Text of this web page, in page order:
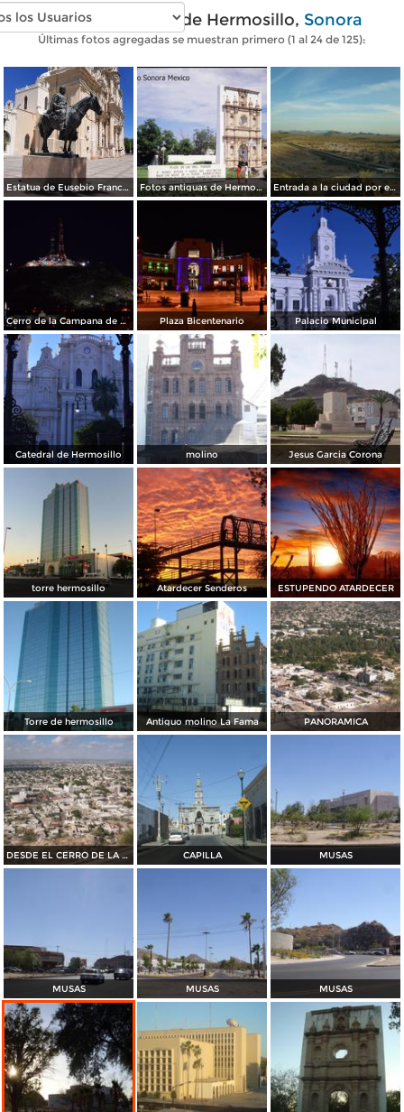
Fotos modernas de Hermosillo, Sonora
Últimas fotos agregadas se muestran primero (1 al 24 de 125):
Estatua de Eusebio Francisco Kino Fotos antiguas de Hermosillo Entrada a la ciudad por el sur
Cerro de la Campana de Noche Plaza Bicentenario Palacio Municipal
Catedral de Hermosillo molino Jesus Garcia Corona
torre hermosillo Atardecer Senderos ESTUPENDO ATARDECER
Torre de hermosillo Antiguo molino La Fama PANORAMICA
DESDE EL CERRO DE LA CAMPANA CAPILLA MUSAS
MUSAS MUSAS MUSAS